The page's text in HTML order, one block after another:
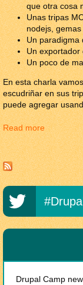
que otra cosa
Unas tripas
nodejs,
Un paradigma
Un exportador
Un poco de
En esta charla
escudriñar en sus
puede agregar
Read moreabout
Pages
Drupal Camp